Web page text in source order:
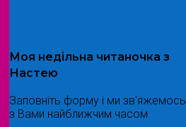
Моя недільна читаночка з
Настею
Заповніть форму і ми зв'яжемось
з Вами найближчим часом